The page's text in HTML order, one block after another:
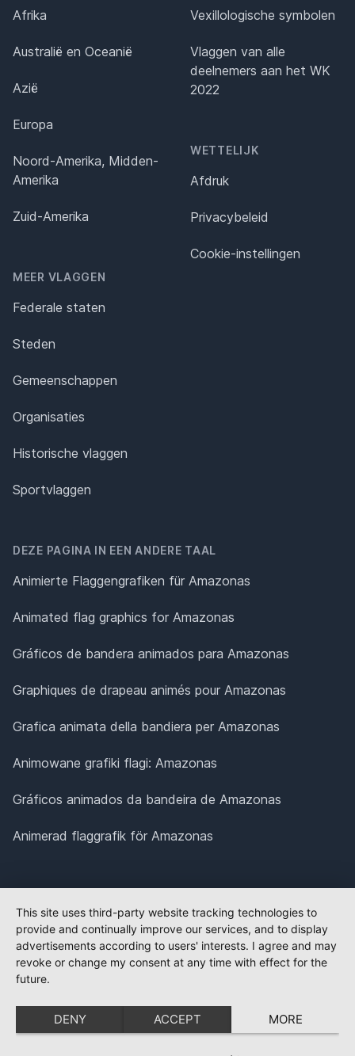
Afrika
Australië en Oceanië
Azië
Europa
Noord-Amerika, Midden-
Amerika
Zuid-Amerika
MEER VLAGGEN
Federale staten
Steden
Gemeenschappen
Organisaties
Historische vlaggen
Sportvlaggen
Vexillologische symbolen
Vlaggen van alle
deelnemers aan het WK
2022
WETTELIJK
Afdruk
Privacybeleid
Cookie-instellingen
DEZE PAGINA IN EEN ANDERE TAAL
Animierte Flaggengrafiken für Amazonas
Animated flag graphics for Amazonas
Gráficos de bandera animados para Amazonas
Graphiques de drapeau animés pour Amazonas
Grafica animata della bandiera per Amazonas
Animowane grafiki flagi: Amazonas
Gráficos animados da bandeira de Amazonas
Animerad flaggrafik för Amazonas
This site uses third-party website tracking technologies to
provide and continually improve our services, and to display
advertisements according to users' interests. I agree and may
revoke or change my consent at any time with effect for the
future.
DENY ACCEPT MORE